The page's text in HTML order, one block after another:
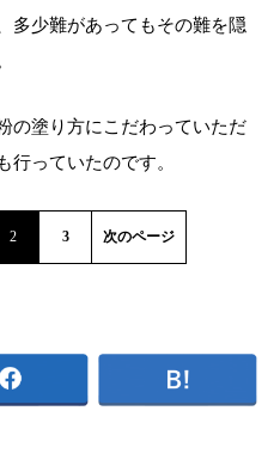
多少難があってもその難を隠
の塗り方にこだわっていただ
行っていたのです。
2 3 次のページ